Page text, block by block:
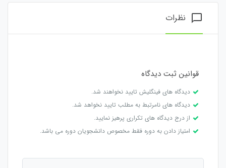
chat_bubble_outline نظرات
قوانین ثبت دیدگاه
دیدگاه های فینگلیش تایید نخواهند شد.
دیدگاه های نامرتبط به مطلب تایید نخواهد شد.
از درج دیدگاه های تکراری پرهیز نمایید.
امتیاز دادن به دوره فقط مخصوص دانشجویان دوره می باشد.